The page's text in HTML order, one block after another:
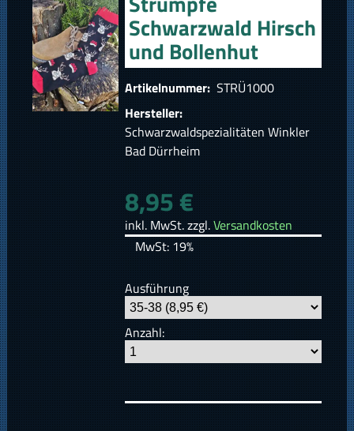
Schwarzwald Hirsch
und Bollenhut
Artikelnummer: STRÜ1000
Hersteller:
Schwarzwaldspezialitäten Winkler
Bad Dürrheim
8,95 €
inkl. MwSt. zzgl.Versandkosten
MwSt: 19%
Ausführung
Anzahl: